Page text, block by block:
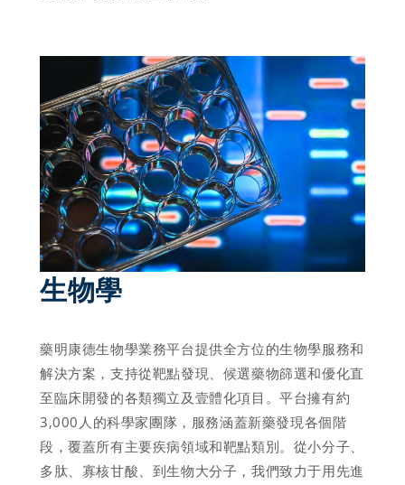
生物學
藥明康德生物學業務平台提供全方位的生物學服務和
解決方案，支持從靶點發現、候選藥物篩選和優化直
至臨床開發的各類獨立及壹體化項目。平台擁有約
3,000人的科學家團隊，服務涵蓋新藥發現各個階
段，覆蓋所有主要疾病領域和靶點類別。從小分子、
多肽、寡核甘酸、到生物大分子，我們致力于用先進